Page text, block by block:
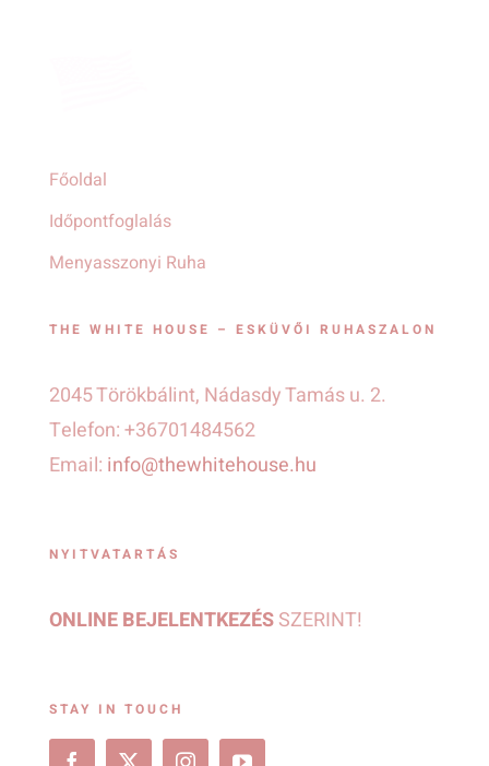
Főoldal
Időpontfoglalás
Menyasszonyi Ruha
THE WHITE HOUSE – ESKÜVŐI RUHASZALON
2045 Törökbálint, Nádasdy Tamás u. 2.
Telefon: +36701484562
Email: info@thewhitehouse.hu
NYITVATARTÁS
ONLINE BEJELENTKEZÉSSZERINT!
STAY IN TOUCH